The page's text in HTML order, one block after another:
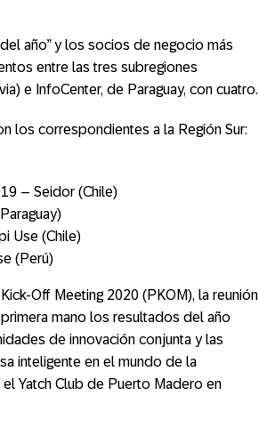
año” y los socios de negocio más
entre las tres subregiones
e InfoCenter, de Paraguay, con cuatro.
los correspondientes a la Región Sur:
– Seidor (Chile)
Use (Chile)
(Perú)
Off Meeting 2020 (PKOM), la reunión
mano los resultados del año
de innovación conjunta y las
inteligente en el mundo de la
Yatch Club de Puerto Madero en